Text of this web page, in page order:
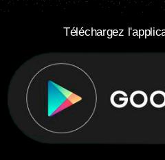
Téléchargez